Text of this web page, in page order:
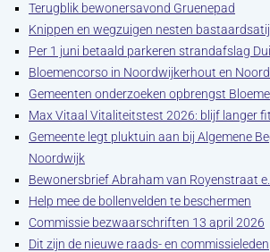
Terugblik bewonersavond Gruenepad
Knippen en wegzuigen nesten
Per 1 juni betaald parkeren strandafslag
Bloemencorso in Noordwijkerhout en
Gemeenten onderzoeken opbrengst
Max Vitaal Vitaliteitstest 2026: blijf langer
Gemeente legt pluktuin aan bij Algemene
Noordwijk
Bewonersbrief Abraham van Royenstraat
Help mee de bollenvelden te beschermen
Commissie bezwaarschriften 13 april 2026
Dit zijn de nieuwe raads- en commissieleden